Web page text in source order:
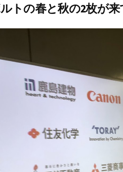
トの春と秋の2枚が来